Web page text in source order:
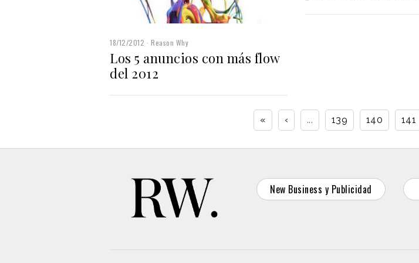
18/12/2012 Reason Why
Los 5 anuncios con más flow
del 2012
« ‹ ... 139 140 141
New Business y Publicidad